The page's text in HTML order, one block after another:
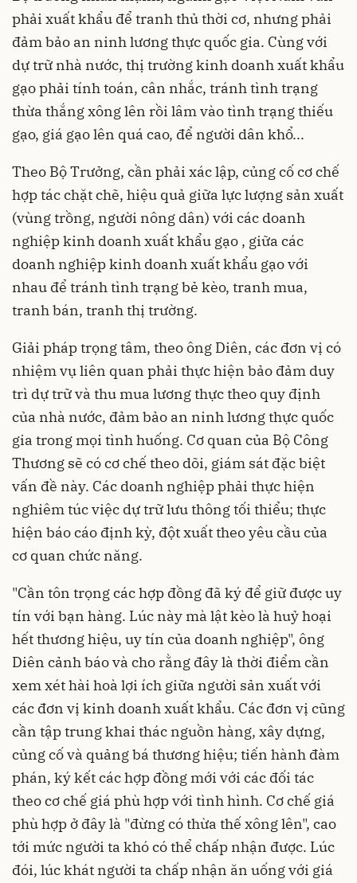
phải xuất khẩu để tranh thủ thời cơ, nhưng phải
đảm bảo an ninh lương thực quốc gia. Cùng với
dự trữ nhà nước, thị trường kinh doanh xuất khẩu
gạo phải tính toán, cân nhắc, tránh tình trạng
thừa thắng xông lên rồi lâm vào tình trạng thiếu
gạo, giá gạo lên quá cao, để người dân khổ...
Theo Bộ Trưởng, cần phải xác lập, củng cố cơ chế
hợp tác chặt chẽ, hiệu quả giữa lực lượng sản xuất
(vùng trồng, người nông dân) với các doanh
nghiệp kinh doanh xuất khẩu gạo , giữa các
doanh nghiệp kinh doanh xuất khẩu gạo với
nhau để tránh tình trạng bẻ kèo, tranh mua,
tranh bán, tranh thị trường.
Giải pháp trọng tâm, theo ông Diên, các đơn vị có
nhiệm vụ liên quan phải thực hiện bảo đảm duy
trì dự trữ và thu mua lương thực theo quy định
của nhà nước, đảm bảo an ninh lương thực quốc
gia trong mọi tình huống. Cơ quan của Bộ Công
Thương sẽ có cơ chế theo dõi, giám sát đặc biệt
vấn đề này. Các doanh nghiệp phải thực hiện
nghiêm túc việc dự trữ lưu thông tối thiểu; thực
hiện báo cáo định kỳ, đột xuất theo yêu cầu của
cơ quan chức năng.
"Cần tôn trọng các hợp đồng đã ký để giữ được uy
tín với bạn hàng. Lúc này mà lật kèo là huỷ hoại
hết thương hiệu, uy tín của doanh nghiệp", ông
Diên cảnh báo và cho rằng đây là thời điểm cần
xem xét hài hoà lợi ích giữa người sản xuất với
các đơn vị kinh doanh xuất khẩu. Các đơn vị cũng
cần tập trung khai thác nguồn hàng, xây dựng,
củng cố và quảng bá thương hiệu; tiến hành đàm
phán, ký kết các hợp đồng mới với các đối tác
theo cơ chế giá phù hợp với tình hình. Cơ chế giá
phù hợp ở đây là "đừng có thừa thế xông lên", cao
tới mức người ta khó có thể chấp nhận được. Lúc
đói, lúc khát người ta chấp nhận ăn uống với giá